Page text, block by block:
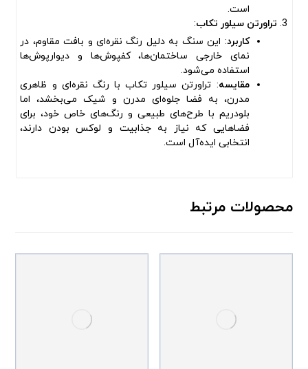
است.
تراورتن سیلور تکاب:
کاربرد: این سنگ به دلیل رنگ نقره‌ای و بافت مقاوم، در
نمای خارجی ساختمان‌ها، کفپوش‌ها و دیوارپوش‌ها
استفاده می‌شود.
مقایسه: تراورتن سیلور تکاب با رنگ نقره‌ای و ظاهری
مدرن، به فضا جلوه‌ای مدرن و شیک می‌بخشد، اما
بلودریم با طرح‌های طبیعی و رنگ‌های خاص خود، برای
فضاهایی که نیاز به جذابیت و لوکس بودن دارند،
انتخابی ایده‌آل است.
محصولات مرتبط